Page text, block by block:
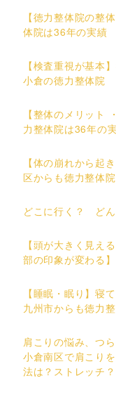
【徳力整体院の整
体院は36年の実績
【検査重視が基本
小倉の徳力整体院
【整体のメリット
力整体院は36年の実
【体の崩れから起
区からも徳力整体
どこに行く？ どん
【頭が大きく見え
部の印象が変わる】
【睡眠・眠り】寝
九州市からも徳力
肩こりの悩み、つ
小倉南区で肩こり
法は？ストレッチ？